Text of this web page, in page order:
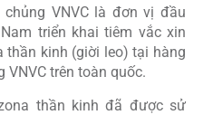
VNVC là đơn vị đầu
triển khai tiêm vắc xin
thần kinh (giời leo) tại hàng
trên toàn quốc.
thần kinh đã được sử